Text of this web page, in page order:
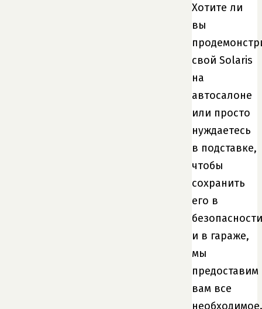
Хотите ли
вы
свой Solaris
на
автосалоне
или просто
нуждаетесь
в подставке,
чтобы
сохранить
его в
безопасности
и в гараже,
мы
предоставим
вам все
необходимое.